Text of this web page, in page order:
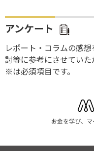
アンケート
レポート・コラムの感
討等に参考にさせていた
※は必須項目です。
お金を学び、